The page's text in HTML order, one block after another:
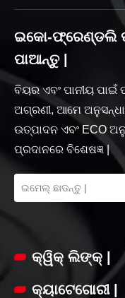
ଇକୋ-ଫ୍ରେଣ୍ଡଲି
ପାଆନ୍ତୁ |
ବିୟର ଏବଂ ପାନୀୟ ପାଇଁ
ଅଗ୍ରଣୀ, ଆମେ
ଉତ୍ପାଦନ ଏବଂ ECO
ପ୍ରଦାନରେ ବିଶେଷଜ୍ଞ |
କ୍ୱିକ୍ ଲିଙ୍କ୍ |
କ୍ୟାଟେଗୋରୀ |